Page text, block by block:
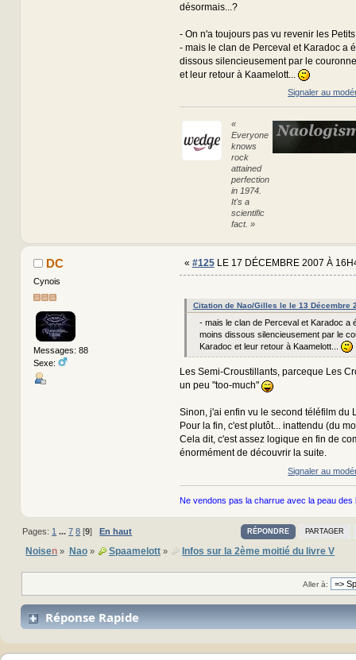
désormais...?
- On n'a toujours pas vu revenir les
- mais le clan de Perceval et Karadoc a
dissous silencieusement par le
et leur retour à Kaamelott...
Signaler au
«
Everyone
knows
rock
attained
perfection
in 1974.
It's a
scientific
fact. »
DC
Cynois
Messages: 88
Sexe:
« #125LE 17 DÉCEMBRE 2007 À
Citation de Nao/Gilles le le 13 Décembre
- mais le clan de Perceval et Karadoc a
moins dissous silencieusement par le
Karadoc et leur retour à Kaamelott...
Les Semi-Croustillants, parceque Les
un peu "too-much"
Sinon, j'ai enfin vu le second téléfilm du
Pour la fin, c'est plutôt... inattendu (du
Cela dit, c'est assez logique en fin de
énormément de découvrir la suite.
Signaler au
Ne vendons pas la charrue avec la peau des
RÉPONDRE PARTAGER
Pages: 1 ...7 8 [9]En haut
Noisen » Nao» Spaamelott» Infos sur la 2ème moitié du livre V
Aller à:
Réponse Rapide